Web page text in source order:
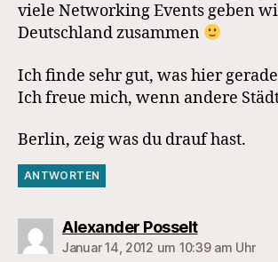
viele Networking Events geben
Deutschland zusammen
Ich finde sehr gut, was hier
Ich freue mich, wenn andere
Berlin, zeig was du drauf hast.
ANTWORTEN
Alexander Posseltsagt:
Januar 14, 2012 um 10:39 am Uhr